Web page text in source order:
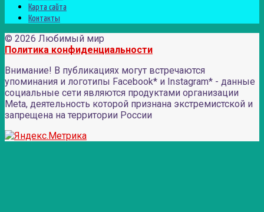
Карта сайта
Контакты
© 2026 Любимый мир
Политика конфиденциальности
Внимание! В публикациях могут встречаются
упоминания и логотипы Facebook* и Instagram* - данные
социальные сети являются продуктами организации
Meta, деятельность которой признана экстремистской и
запрещена на территории России